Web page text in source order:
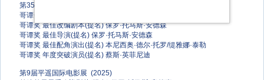
第35届哥谭独立电影奖 (2025)
哥谭奖 最佳影片(提名)
哥谭奖 最佳改编剧本(提名) 保罗·托马斯·安德森
哥谭奖 最佳导演(提名) 保罗·托马斯·安德森
哥谭奖 最佳配角演出(提名) 本尼西奥·德尔·托罗/缇雅娜·泰勒
哥谭奖 年度突破演员(提名) 蔡斯·英菲尼迪
第9届平遥国际电影展 (2025)